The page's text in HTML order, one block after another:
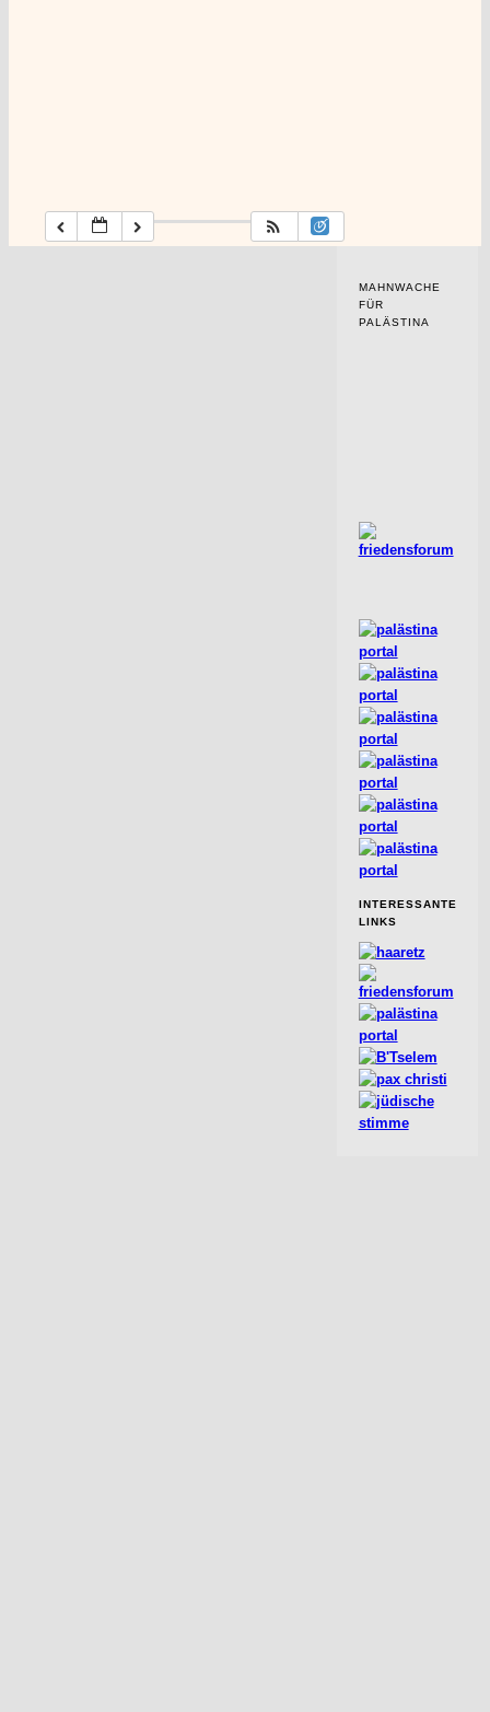
MAHNWACHE
FÜR
PALÄSTINA
INTERESSANTE
LINKS